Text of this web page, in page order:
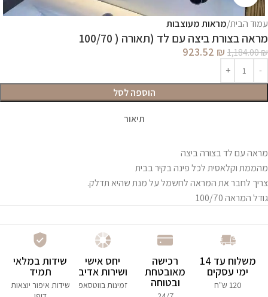
עמוד הבית מראות מעוצבות
מראה בצורת ביצה עם לד (תאורה ( 100/70
1,184.00₪
923.52 ₪
הוספה לסל
תיאור
מראה עם לד בצורה ביצה
מהממת וקלאסית לכל פינה בקיר בבית
צריך לחבר את המראה לחשמל על מנת שהיא תדלק.
גודל המראה 100/70
משלוח עד 14
ימי עסקים
120 ש"ח
רכישה
מאובטחת
ובטוחה
יחס אישי
ושירות אדיב
זמינות בווטסאפ
שידות במלאי
תמיד
שידות איפור יוצאות